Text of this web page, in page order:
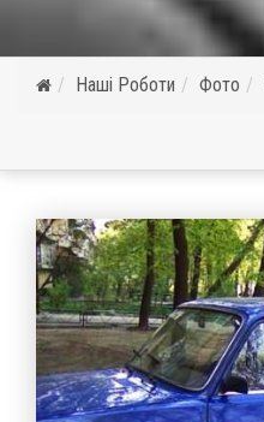
Наші Роботи Фото